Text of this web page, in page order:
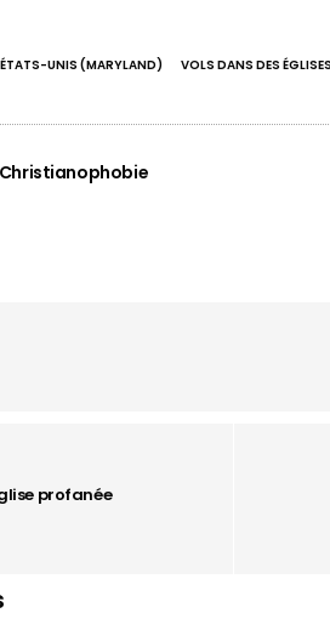
ÉTATS-UNIS (MARYLAND) VOLS DANS DES ÉGLISES
profanée